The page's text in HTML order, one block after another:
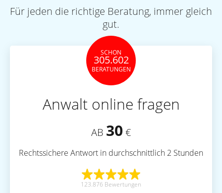
Für jeden die richtige Beratung, immer gleich
gut.
SCHON
305.602
BERATUNGEN
Anwalt online fragen
AB 30 €
Rechtssichere Antwort in durchschnittlich 2 Stunden
123.876 Bewertungen